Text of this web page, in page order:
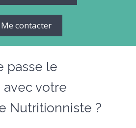
Me contacter
passe le
votre
Nutritionniste ?